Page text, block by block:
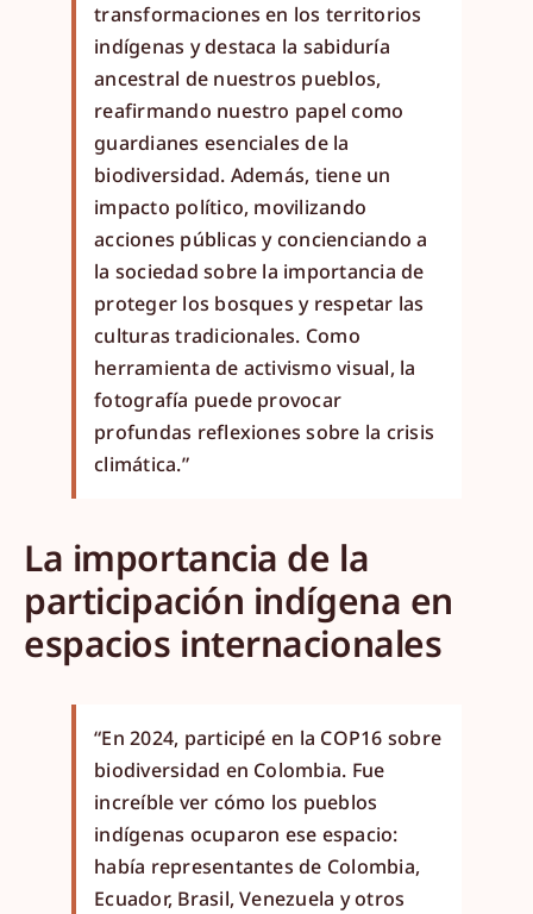
transformaciones en los territorios
indígenas y destaca la sabiduría
ancestral de nuestros pueblos,
reafirmando nuestro papel como
guardianes esenciales de la
biodiversidad. Además, tiene un
impacto político, movilizando
acciones públicas y concienciando a
la sociedad sobre la importancia de
proteger los bosques y respetar las
culturas tradicionales. Como
herramienta de activismo visual, la
fotografía puede provocar
profundas reflexiones sobre la crisis
climática.”
La importancia de la
participación indígena en
espacios internacionales
“En 2024, participé en la COP16 sobre
biodiversidad en Colombia. Fue
increíble ver cómo los pueblos
indígenas ocuparon ese espacio:
había representantes de Colombia,
Ecuador, Brasil, Venezuela y otros